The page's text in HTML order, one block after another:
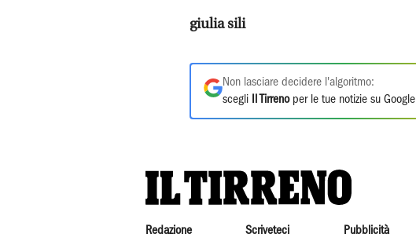
giulia sili
Non lasciare decidere l'algoritmo:
scegli
Il Tirrenoper le tue notizie su Google
Redazione Scriveteci Pubblicità